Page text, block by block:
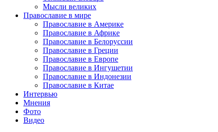
Мысли великих
Православие в мире
Православие в Америке
Православие в Африке
Православие в Белоруссии
Православие в Греции
Православие в Европе
Православие в Ингушетии
Православие в Индонезии
Православие в Китае
Интервью
Мнения
Фото
Видео